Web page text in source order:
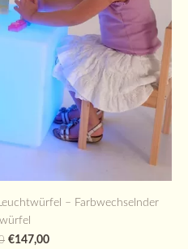
– Farbwechselnder
€147,00